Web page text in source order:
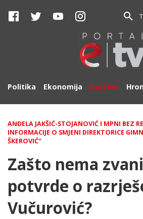
Politika Ekonomija Društvo
ANĐELA JAKŠIĆ-STOJANOVIĆ I MPNI BEZ
INFORMACIJE O SMJENI DIREKTORICE
ŠKEROVIĆ“
Zašto nema
potvrde o
Vučurović?